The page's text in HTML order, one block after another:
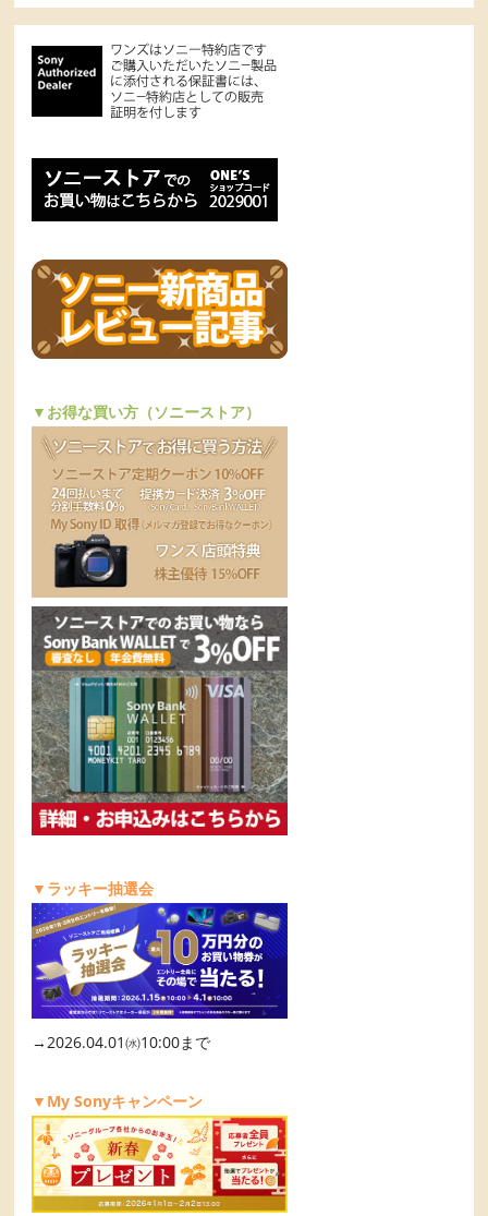
▼お得な買い方（ソニーストア）
▼ラッキー抽選会
→2026.04.01㈬10:00まで
▼My Sonyキャンペーン